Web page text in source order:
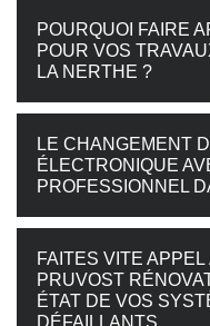
POURQUOI FAIRE
POUR VOS
LA NERTHE ?
LE CHANGEMENT
ÉLECTRONIQUE
PROFESSIONNEL
FAITES VITE
PRUVOST
ÉTAT DE VOS
DÉFAILLANTS